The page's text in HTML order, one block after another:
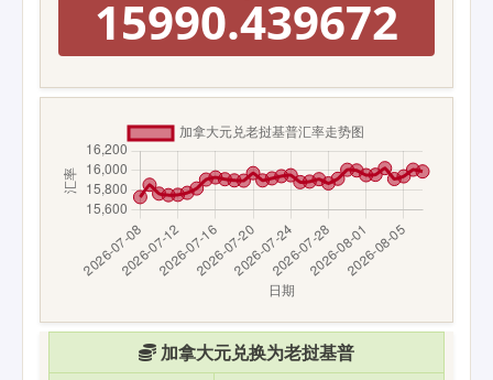
15990.439672
加拿大元兑换为老挝基普